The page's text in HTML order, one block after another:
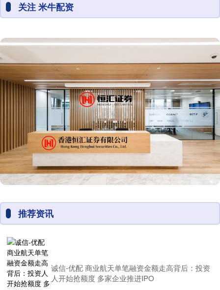
关注 米牛配资
推荐资讯
诚信-优配 商业航天单笔融资金额走高背后：投资
人开始抢额度 多家企业推进IPO